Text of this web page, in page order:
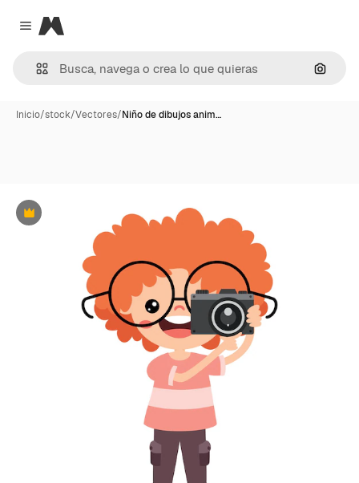
Close menu
Magnific
Inicio/stock/Vectores/Niño de dibujos anim…
Premium